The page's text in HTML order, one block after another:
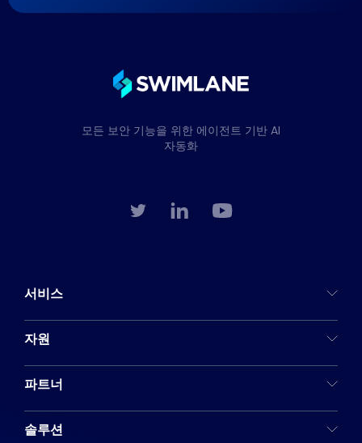
모든 보안 기능을 위한 에이전트 기반 AI
자동화
서비스
자원
파트너
솔루션